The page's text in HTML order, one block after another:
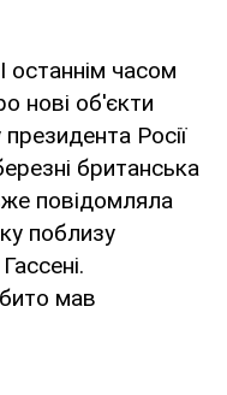
останнім часом
нові об'єкти
Росії
британська
повідомляла
поблизу
мав